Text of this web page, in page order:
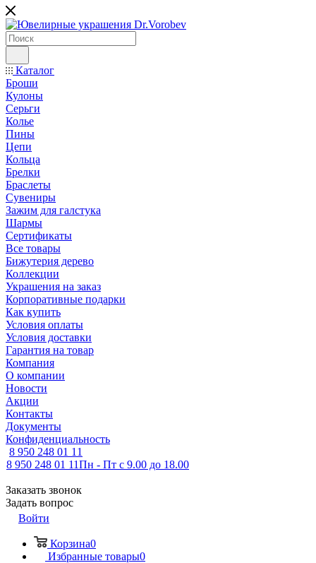
Каталог
Броши
Кулоны
Серьги
Колье
Пины
Цепи
Кольца
Брелки
Браслеты
Сувениры
Зажим для галстука
Шармы
Сертификаты
Все товары
Бижутерия дерево
Коллекции
Украшения на заказ
Корпоративные подарки
Как купить
Условия оплаты
Условия доставки
Гарантия на товар
Компания
О компании
Новости
Акции
Контакты
Документы
Конфиденциальность
8 950 248 01 11
8 950 248 01 11Пн - Пт с 9.00 до 18.00
Заказать звонок
Задать вопрос
Войти
Корзина0
Избранные товары0